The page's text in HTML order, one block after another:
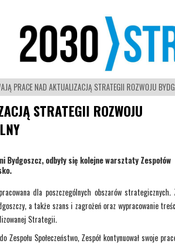
PRACE NAD AKTUALIZACJĄ STRATEGII ROZWOJU
STRATEGII ROZWOJU
odbyły się kolejne warsztaty Zespołów
dla poszczególnych obszarów strategicznych.
a także szans i zagrożeń oraz wypracowanie
Strategii.
Społeczeństwo, Zespół kontynuował swoje